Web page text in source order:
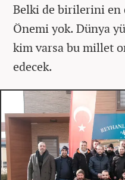
Belki de birilerini en
Önemi yok. Dünya
kim varsa bu millet
edecek.